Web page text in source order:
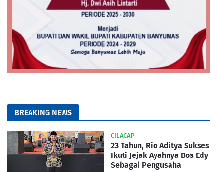
BREAKING NEWS
CILACAP
23 Tahun, Rio Aditya Sukses
Ikuti Jejak Ayahnya Bos Edy
Sebagai Pengusaha